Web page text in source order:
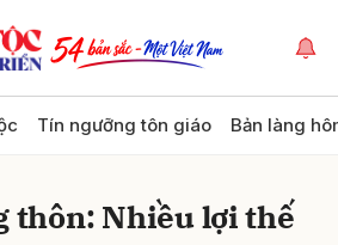
Tín ngưỡng tôn giáo Bản làng
thôn: Nhiều lợi thế